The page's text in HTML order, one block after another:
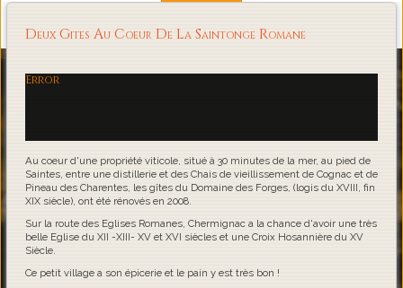
Loading...
Deux Gites Au Coeur De La Saintonge Romane
Error
Au coeur d'une propriété viticole, situé à 30 minutes de la mer, au pied de
Saintes, entre une distillerie et des Chais de vieillissement de Cognac et de
Pineau des Charentes, les gîtes du Domaine des Forges, (logis du XVIII, fin
XIX siècle), ont été rénovés en 2008.
Sur la route des Eglises Romanes, Chermignac a la chance d'avoir une très
belle Eglise du XII -XIII- XV et XVI siècles et une Croix Hosannière du XV
Siècle.
Ce petit village a son épicerie et le pain y est très bon !